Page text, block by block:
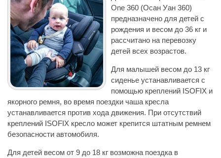
One 360 (Осан Уан 360)
предназначено для детей с
рождения и весом до 36 кг и
рассчитано на перевозку
детей всех возрастов.
Для малышей весом до 13 кг
сиденье устанавливается с
помощью креплений ISOFIX и
якорного ремня, во время поездки чаша кресла
устанавливается против хода движения. При отсутствий
креплений ISOFIX кресло может крепится штатным ремнем
безопасности автомобиля.
Для детей весом от 9 до 18 кг возможна поездка в